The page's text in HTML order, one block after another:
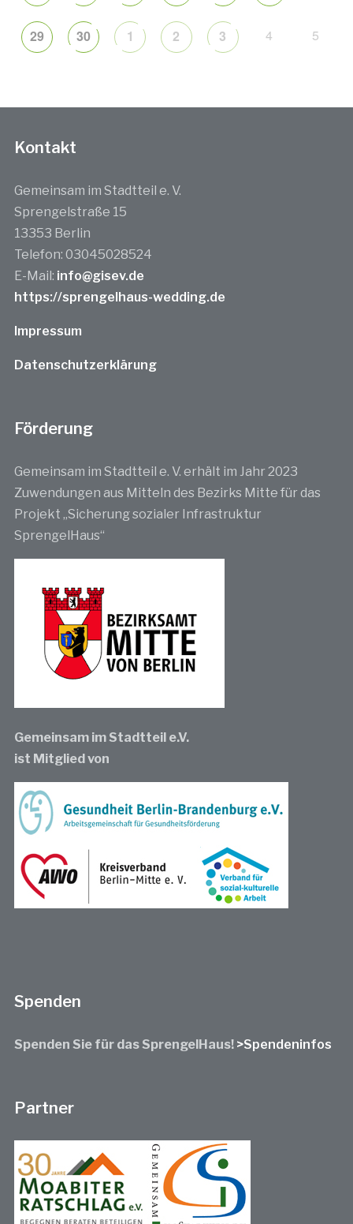
29 30 1 2 3 4 5
Kontakt
Gemeinsam im Stadtteil e. V.
Sprengelstraße 15
13353 Berlin
Telefon: 03045028524
E-Mail: info@gisev.de
https://sprengelhaus-wedding.de
Impressum
Datenschutzerklärung
Förderung
Gemeinsam im Stadtteil e. V. erhält im Jahr 2023
Zuwendungen aus Mitteln des Bezirks Mitte für das
Projekt „Sicherung sozialer Infrastruktur
SprengelHaus“
Gemeinsam im Stadtteil e.V.
ist Mitglied von
Spenden
Spenden Sie für das SprengelHaus! >Spendeninfos
Partner